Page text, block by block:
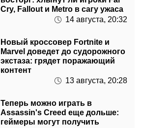
Новый кроссовер Fortnite и
экстаза: грядет поражающий
контент
13 августа, 20:28
Теперь можно играть в
геймеры могут получить
уникальные очки
16 октября, 16:19